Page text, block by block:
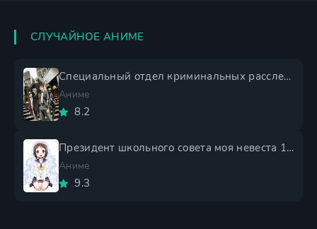
СЛУЧАЙНОЕ АНИМЕ
Специальный отдел криминальных расследований: Токунана
Аниме
8.2
Президент школьного совета моя невеста 1 сезон
Аниме
9.3